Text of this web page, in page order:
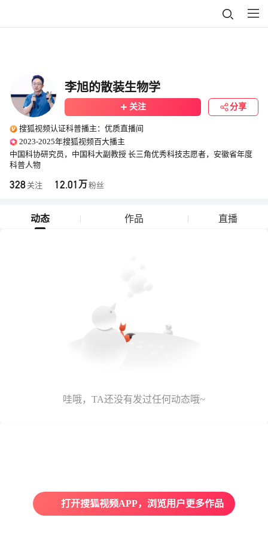
李旭的散装生物学
关注 分享
搜狐视频认证科普播主：优质直播间
2023-2025年搜狐视频百大播主
中国科协研究员，中国科大副教授 长三角优秀科技志愿者，安徽省年度
科普人物
328 关注 12.01 万 粉丝
动态 作品 直播
哇哦，TA还没有发过任何动态哦~
打开搜狐视频APP，浏览用户更多作品